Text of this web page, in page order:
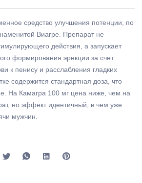
средство улучшения потенции, по
Виагре. Препарат не
действия, а запускает
формирования эрекции за счет
к пенису и расслабления гладких
содержится стандартная доза, что
На Камагра 100 мг цена ниже, чем на
но эффект идентичный, в чем уже
мужчин.